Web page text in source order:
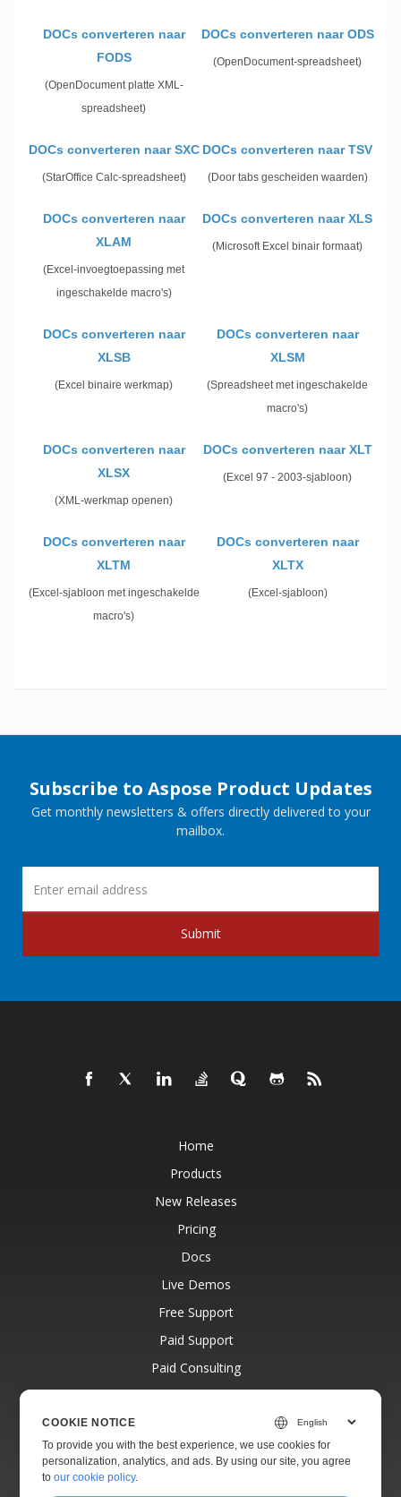
DOCs converteren naar
FODS
(OpenDocument platte XML-
spreadsheet)
DOCs converteren naar ODS
(OpenDocument-spreadsheet)
DOCs converteren naar SXC
(StarOffice Calc-spreadsheet)
DOCs converteren naar TSV
(Door tabs gescheiden waarden)
DOCs converteren naar
XLAM
(Excel-invoegtoepassing met
ingeschakelde macro's)
DOCs converteren naar XLS
(Microsoft Excel binair formaat)
DOCs converteren naar
XLSB
(Excel binaire werkmap)
DOCs converteren naar
XLSM
(Spreadsheet met ingeschakelde
macro's)
DOCs converteren naar
XLSX
(XML-werkmap openen)
DOCs converteren naar XLT
(Excel 97 - 2003-sjabloon)
DOCs converteren naar
XLTM
(Excel-sjabloon met ingeschakelde
macro's)
DOCs converteren naar
XLTX
(Excel-sjabloon)
Subscribe to Aspose Product Updates
Get monthly newsletters & offers directly delivered to your
mailbox.
Submit
Home
Products
New Releases
Pricing
Docs
Live Demos
Free Support
Paid Support
Paid Consulting
Blog
About
COOKIE NOTICE
To provide you with the best experience, we use cookies for
personalization, analytics, and ads. By using our site, you agree
toour cookie policy.